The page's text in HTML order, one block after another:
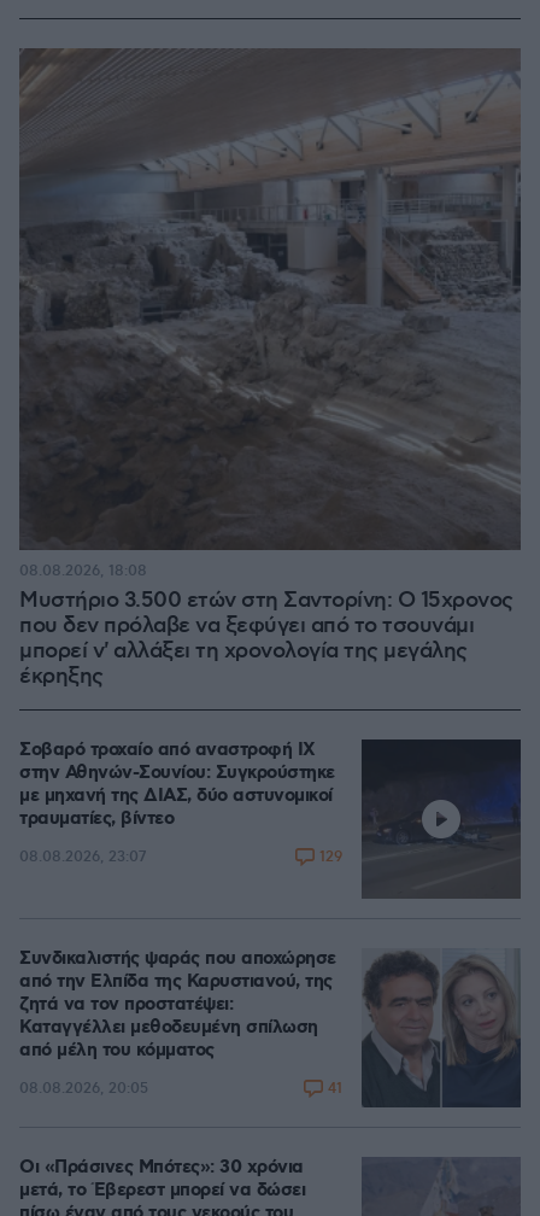
Μυστήριο 3.500 ετών στη Σαντορίνη: Ο 15χρονος
που δεν πρόλαβε να ξεφύγει από το τσουνάμι
μπορεί ν' αλλάξει τη χρονολογία της μεγάλης
έκρηξης
08.08.2026, 18:08
Σοβαρό τροχαίο από αναστροφή ΙΧ
στην Αθηνών-Σουνίου: Συγκρούστηκε
με μηχανή της ΔΙΑΣ, δύο αστυνομικοί
τραυματίες, βίντεο
08.08.2026, 23:07 129
Συνδικαλιστής ψαράς που αποχώρησε
από την Ελπίδα της Καρυστιανού, της
ζητά να τον προστατέψει:
Καταγγέλλει μεθοδευμένη σπίλωση
από μέλη του κόμματος
08.08.2026, 20:05 41
Οι «Πράσινες Μπότες»: 30 χρόνια
μετά, το Έβερεστ μπορεί να δώσει